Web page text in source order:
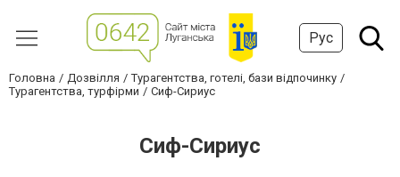
Рус
Головна Дозвілля
Турагентства, готелі, бази відпочинку
Турагентства, турфірми
Сиф-Сириус
Сиф-Сириус